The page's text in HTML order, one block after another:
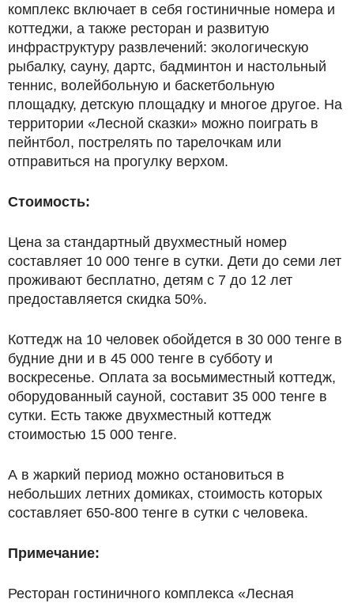
комплекс включает в себя гостиничные номера и
коттеджи, а также ресторан и развитую
инфраструктуру развлечений: экологическую
рыбалку, сауну, дартс, бадминтон и настольный
теннис, волейбольную и баскетбольную
площадку, детскую площадку и многое другое. На
территории «Лесной сказки» можно поиграть в
пейнтбол, пострелять по тарелочкам или
отправиться на прогулку верхом.
Стоимость:
Цена за стандартный двухместный номер
составляет 10 000 тенге в сутки. Дети до семи лет
проживают бесплатно, детям с 7 до 12 лет
предоставляется скидка 50%.
Коттедж на 10 человек обойдется в 30 000 тенге в
будние дни и в 45 000 тенге в субботу и
воскресенье. Оплата за восьмиместный коттедж,
оборудованный сауной, составит 35 000 тенге в
сутки. Есть также двухместный коттедж
стоимостью 15 000 тенге.
А в жаркий период можно остановиться в
небольших летних домиках, стоимость которых
составляет 650-800 тенге в сутки с человека.
Примечание:
Ресторан гостиничного комплекса «Лесная